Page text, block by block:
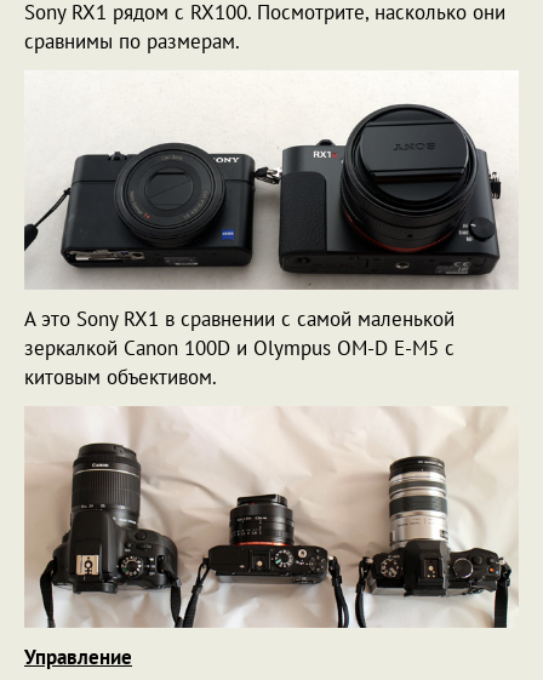
Sony RX1 рядом с RX100. Посмотрите, насколько они
сравнимы по размерам.
А это Sony RX1 в сравнении с самой маленькой
зеркалкой Canon 100D и Olympus OM-D E-M5 с
китовым объективом.
Управление